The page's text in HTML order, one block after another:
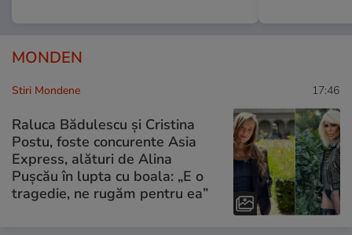
MONDEN
Stiri Mondene 17:46
Raluca Bădulescu și Cristina
Postu, foste concurente Asia
Express, alături de Alina
Pușcău în lupta cu boala: „E o
tragedie, ne rugăm pentru ea”